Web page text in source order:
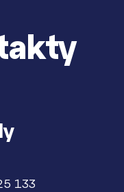
133